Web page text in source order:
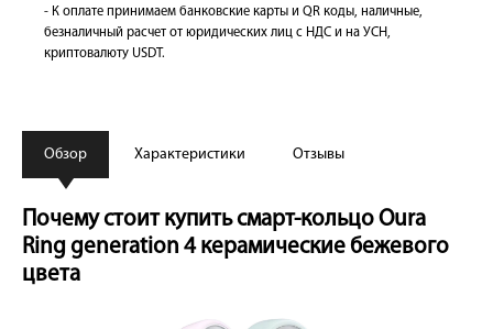
- К оплате принимаем банковские карты и QR коды, наличные,
безналичный расчет от юридических лиц с НДС и на УСН,
криптовалюту USDT.
Обзор Характеристики Отзывы
Почему стоит купить смарт-кольцо Oura
Ring generation 4 керамические бежевого
цвета